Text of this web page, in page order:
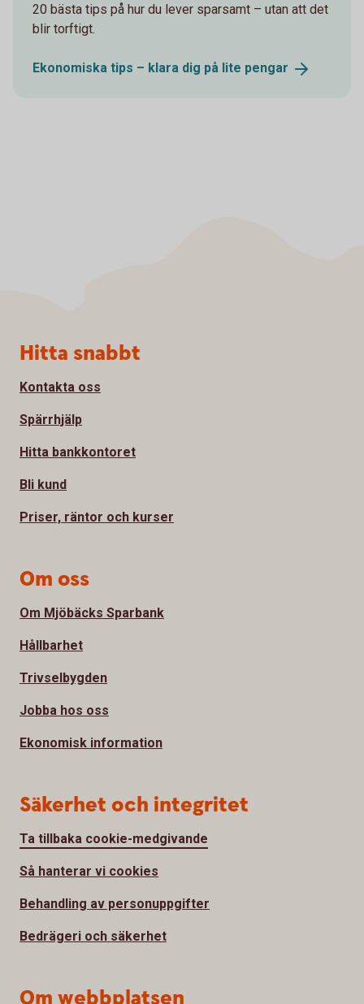
20 bästa tips på hur du lever sparsamt – utan att det
blir torftigt.
Ekonomiska tips – klara dig på lite pengar
Sidfot
Hitta snabbt
Kontakta oss
Spärrhjälp
Hitta bankkontoret
Bli kund
Priser, räntor och kurser
Om oss
Om Mjöbäcks Sparbank
Hållbarhet
Trivselbygden
Jobba hos oss
Ekonomisk information
Säkerhet och integritet
Ta tillbaka cookie-medgivande
Så hanterar vi cookies
Behandling av personuppgifter
Bedrägeri och säkerhet